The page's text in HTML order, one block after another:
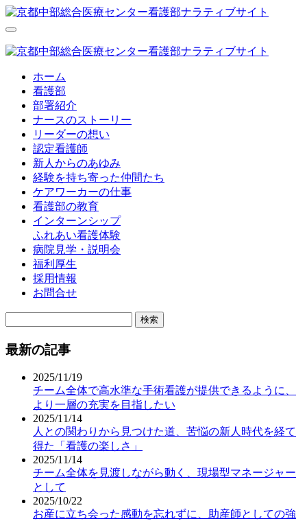
ホーム
看護部
部署紹介
ナースのストーリー
リーダーの想い
認定看護師
新人からのあゆみ
経験を持ち寄った仲間たち
ケアワーカーの仕事
看護部の教育
インターンシップ
ふれあい看護体験
病院見学・説明会
福利厚生
採用情報
お問合せ
最新の記事
2025/11/19
チーム全体で高水準な手術看護が提供できるように、
より一層の充実を目指したい
2025/11/14
人との関わりから見つけた道、苦悩の新人時代を経て
得た「看護の楽しさ」
2025/11/14
チーム全体を見渡しながら動く、現場型マネージャー
として
2025/10/22
お産に立ち会った感動を忘れずに、助産師としての強